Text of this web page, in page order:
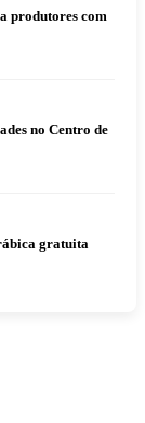
produtores com
no Centro de
gratuita